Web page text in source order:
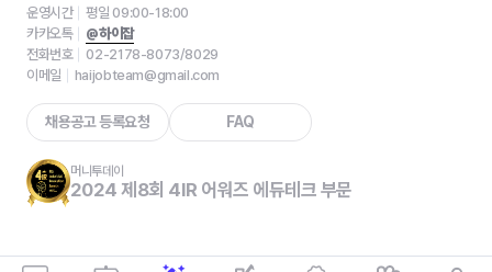
운영시간
평일 09:00-18:00
카카오톡
@하이잡
전화번호
02-2178-8073/8029
이메일
haijobteam@gmail.com
채용공고 등록요청 FAQ
머니투데이
2024 제8회 4IR 어워즈 에듀테크 부문